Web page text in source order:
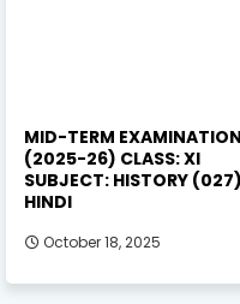
MID-TERM EXAMINATION
(2025-26) CLASS: XI
SUBJECT: HISTORY
HINDI
October 18, 2025